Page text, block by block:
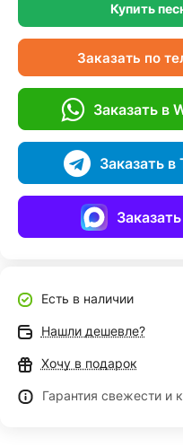
Купить
Заказать по
Заказать в
Заказать в
Есть в наличии
Нашли дешевле?
Хочу в подарок
Гарантия свежести и